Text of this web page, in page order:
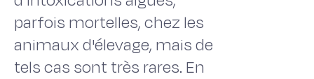
parfois mortelles, chez les
animaux d'élevage, mais de
tels cas sont très rares. En